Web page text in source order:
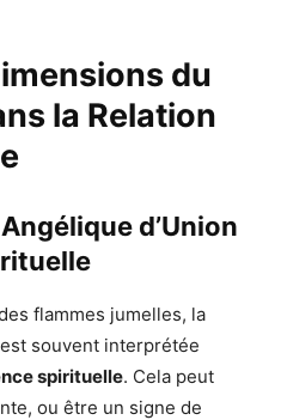
du
la Relation
d’Union
flammes jumelles, la
souvent interprétée
spirituelle. Cela peut
ou être un signe de